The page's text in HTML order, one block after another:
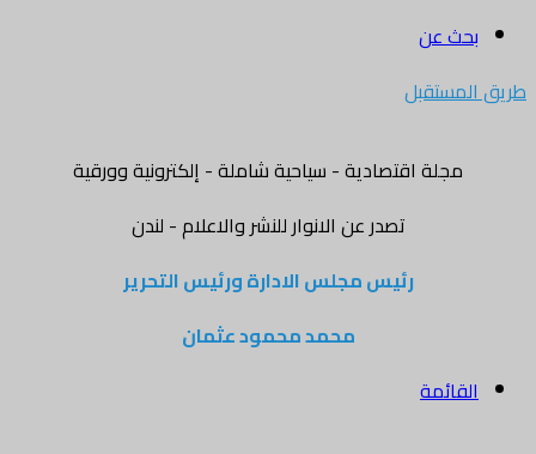
بحث عن
طريق المستقبل
مجلة اقتصادية - سياحية شاملة - إلكترونية وورقية
تصدر عن الانوار للنشر والاعلام - لندن
رئيس مجلس الادارة ورئيس التحرير
محمد محمود عثمان
القائمة